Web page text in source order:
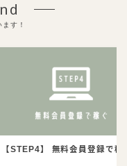
す！
【STEP4】 無料会員登録で稼